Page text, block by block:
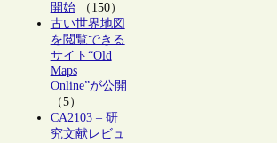
開始（150）
古い世界地図
を閲覧できる
サイト“Old
Maps
Online”が公開
（5）
CA2103 – 研
究文献レビュ